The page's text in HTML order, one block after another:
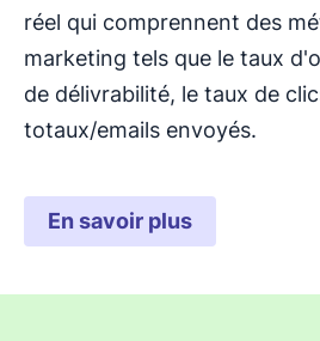
réel qui comprennent des
marketing tels que le taux
de délivrabilité, le taux de
totaux/emails envoyés.
En savoir plus